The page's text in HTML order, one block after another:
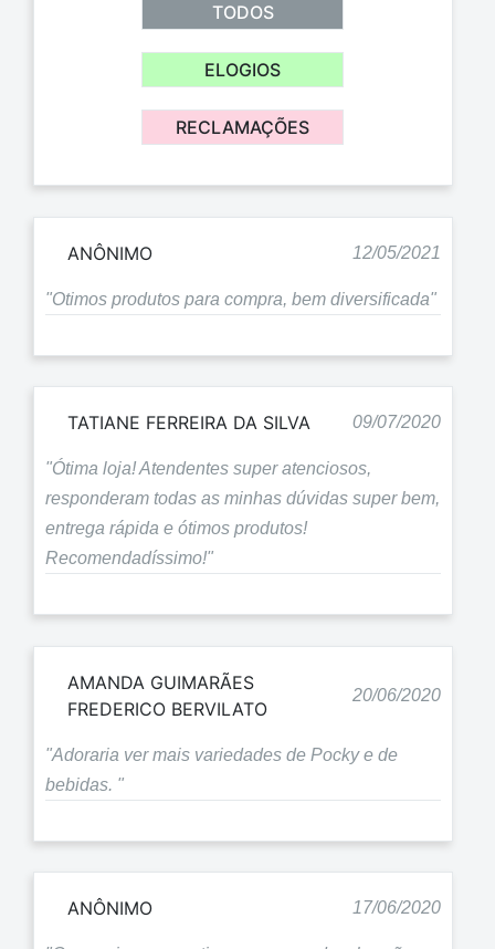
TODOS
ELOGIOS
RECLAMAÇÕES
ANÔNIMO 12/05/2021
"Otimos produtos para compra, bem diversificada"
TATIANE FERREIRA DA SILVA 09/07/2020
"Ótima loja! Atendentes super atenciosos,
responderam todas as minhas dúvidas super bem,
entrega rápida e ótimos produtos!
Recomendadíssimo!"
AMANDA GUIMARÃES
FREDERICO BERVILATO
20/06/2020
"Adoraria ver mais variedades de Pocky e de
bebidas. "
ANÔNIMO 17/06/2020